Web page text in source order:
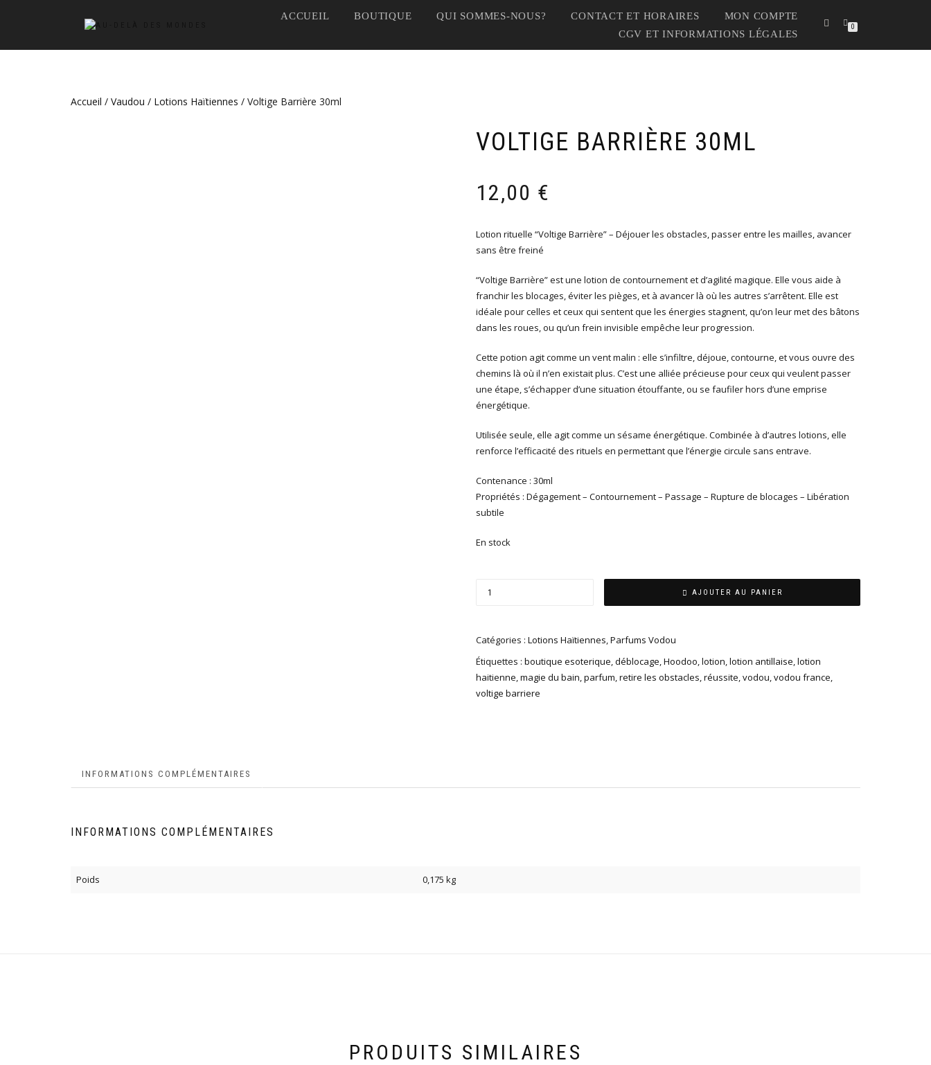
ACCUEIL BOUTIQUE QUI SOMMES-NOUS? CONTACT ET HORAIRES
MON COMPTE
CGV ET INFORMATIONS LÉGALES
0
Accueil / Vaudou / Lotions Haïtiennes / Voltige Barrière 30ml
VOLTIGE BARRIÈRE 30ML
12,00 €
Lotion rituelle “Voltige Barrière” – Déjouer les obstacles, passer entre les mailles, avancer
sans être freiné
“Voltige Barrière” est une lotion de contournement et d’agilité magique. Elle vous aide à
franchir les blocages, éviter les pièges, et à avancer là où les autres s’arrêtent. Elle est
idéale pour celles et ceux qui sentent que les énergies stagnent, qu’on leur met des bâtons
dans les roues, ou qu’un frein invisible empêche leur progression.
Cette potion agit comme un vent malin : elle s’infiltre, déjoue, contourne, et vous ouvre des
chemins là où il n’en existait plus. C’est une alliée précieuse pour ceux qui veulent passer
une étape, s’échapper d’une situation étouffante, ou se faufiler hors d’une emprise
énergétique.
Utilisée seule, elle agit comme un sésame énergétique. Combinée à d’autres lotions, elle
renforce l’efficacité des rituels en permettant que l’énergie circule sans entrave.
Contenance : 30ml
Propriétés : Dégagement – Contournement – Passage – Rupture de blocages – Libération
subtile
En stock
AJOUTER AU PANIER
Catégories : Lotions Haïtiennes,Parfums Vodou
Étiquettes : boutique esoterique,déblocage,Hoodoo,lotion,lotion antillaise,lotion
haitienne,magie du bain,parfum,retire les obstacles,réussite,vodou,vodou france,
voltige barriere
INFORMATIONS COMPLÉMENTAIRES
INFORMATIONS COMPLÉMENTAIRES
Poids 0,175 kg
PRODUITS SIMILAIRES